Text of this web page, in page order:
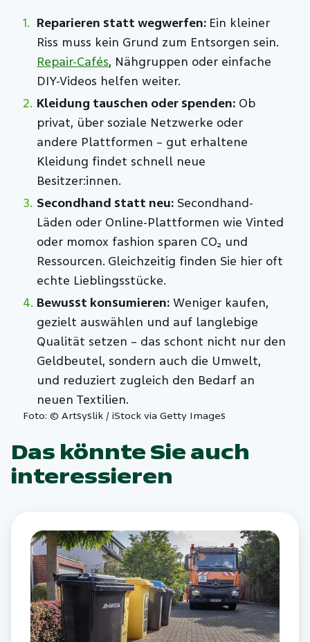
Reparieren statt wegwerfen: Ein kleiner
Riss muss kein Grund zum Entsorgen sein.
Repair-Cafés, Nähgruppen oder einfache
DIY-Videos helfen weiter.
Kleidung tauschen oder spenden: Ob
privat, über soziale Netzwerke oder
andere Plattformen – gut erhaltene
Kleidung findet schnell neue
Besitzer:innen.
Secondhand statt neu: Secondhand-
Läden oder Online-Plattformen wie Vinted
oder momox fashion sparen CO₂ und
Ressourcen. Gleichzeitig finden Sie hier oft
echte Lieblingsstücke.
Bewusst konsumieren: Weniger kaufen,
gezielt auswählen und auf langlebige
Qualität setzen – das schont nicht nur den
Geldbeutel, sondern auch die Umwelt,
und reduziert zugleich den Bedarf an
neuen Textilien.
Foto: © Artsyslik / iStock via Getty Images
Das könnte Sie auch
interessieren